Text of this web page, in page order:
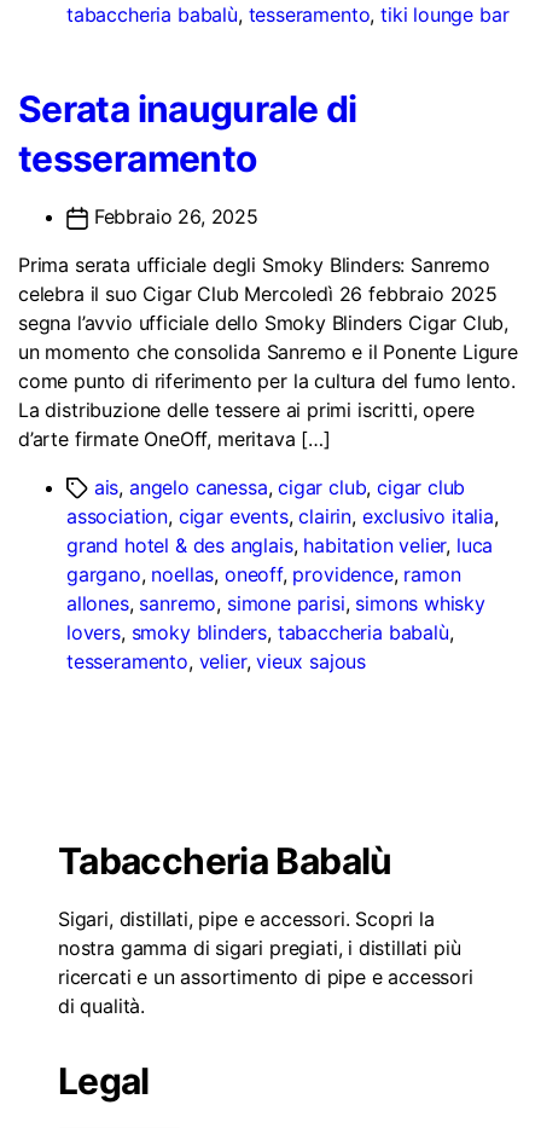
tabaccheria babalù, tesseramento,tiki lounge bar
Serata inaugurale di
tesseramento
Febbraio 26, 2025
Prima serata ufficiale degli Smoky Blinders: Sanremo
celebra il suo Cigar Club Mercoledì 26 febbraio 2025
segna l’avvio ufficiale dello Smoky Blinders Cigar Club,
un momento che consolida Sanremo e il Ponente Ligure
come punto di riferimento per la cultura del fumo lento.
La distribuzione delle tessere ai primi iscritti, opere
d’arte firmate OneOff, meritava […]
ais, angelo canessa,cigar club,cigar club
association, cigar events,clairin, exclusivo italia,
grand hotel & des anglais, habitation velier, luca
gargano, noellas, oneoff, providence, ramon
allones, sanremo, simone parisi, simons whisky
lovers, smoky blinders, tabaccheria babalù,
tesseramento, velier,vieux sajous
Tabaccheria Babalù
Sigari, distillati, pipe e accessori. Scopri la
nostra gamma di sigari pregiati, i distillati più
ricercati e un assortimento di pipe e accessori
di qualità.
Legal